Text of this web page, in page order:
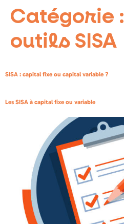
Catégorie :
outils SISA
SISA : capital fixe ou capital variable ?
Les SISA à capital fixe ou variable